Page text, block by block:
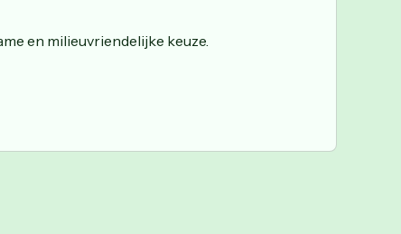
en milieuvriendelijke keuze.